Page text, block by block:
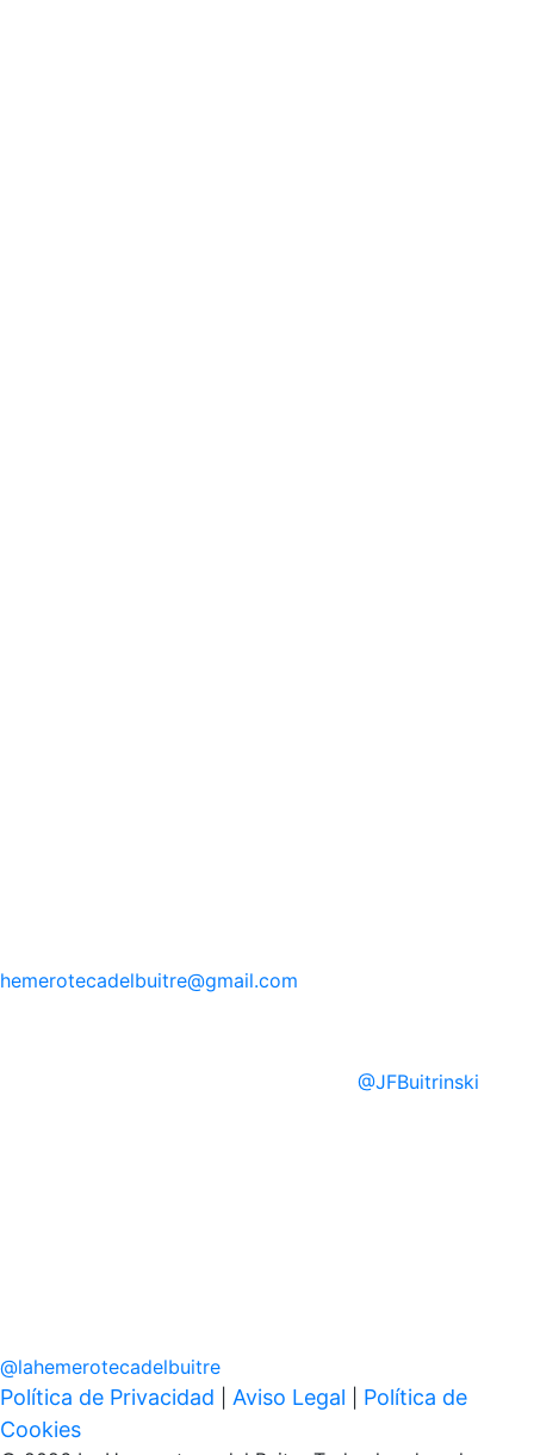
hemerotecadelbuitre@gmail.com
@JFBuitrinski
@lahemerotecadelbuitre
Política de Privacidad Aviso Legal
Política de
Cookies